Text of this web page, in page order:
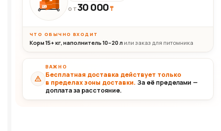
30+кг ОТ30 000₸
ЧТО ОБЫЧНО ВХОДИТ
Корм 15+ кг, наполнитель 10–20 л или заказ для питомника
ВАЖНО
Бесплатная доставка действует только
в пределах зоны доставки. За её пределами —
доплата за расстояние.